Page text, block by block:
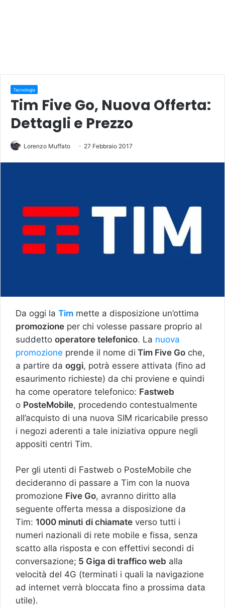
Tecnologia
Tim Five Go, Nuova Offerta:
Dettagli e Prezzo
Lorenzo Muffato 27 Febbraio 2017
Da oggi la Tim mette a disposizione un’ottima
promozione per chi volesse passare proprio al
suddetto operatore telefonico. La nuova
promozione prende il nome di Tim Five Go che,
a partire da oggi, potrà essere attivata (fino ad
esaurimento richieste) da chi proviene e quindi
ha come operatore telefonico: Fastweb
o PosteMobile, procedendo contestualmente
all’acquisto di una nuova SIM ricaricabile presso
i negozi aderenti a tale iniziativa oppure negli
appositi centri Tim.
Per gli utenti di Fastweb o PosteMobile che
decideranno di passare a Tim con la nuova
promozione Five Go, avranno diritto alla
seguente offerta messa a disposizione da
Tim: 1000 minuti di chiamate verso tutti i
numeri nazionali di rete mobile e fissa, senza
scatto alla risposta e con effettivi secondi di
conversazione; 5 Giga di traffico web alla
velocità del 4G (terminati i quali la navigazione
ad internet verrà bloccata fino a prossima data
utile).